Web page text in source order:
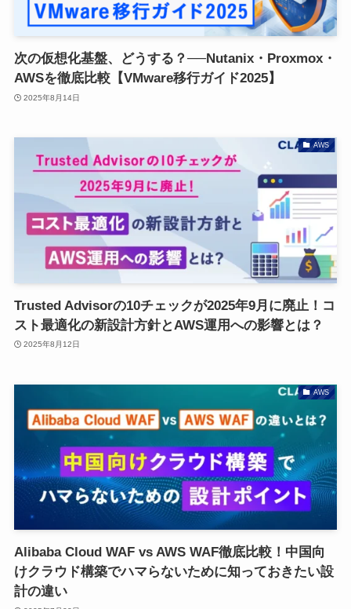
次の仮想化基盤、どうする？──Nutanix・Proxmox・
AWSを徹底比較【VMware移行ガイド2025】
2025年8月14日
AWS
Trusted Advisorの10チェックが2025年9月に廃止！コ
スト最適化の新設計方針とAWS運用への影響とは？
2025年8月12日
AWS
Alibaba Cloud WAF vs AWS WAF徹底比較！中国向
けクラウド構築でハマらないために知っておきたい設
計の違い